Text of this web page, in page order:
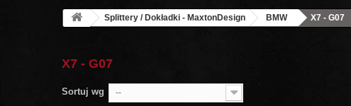
Splittery / Dokładki - MaxtonDesign BMW X7 - G07
X7 - G07
Sortuj wg --